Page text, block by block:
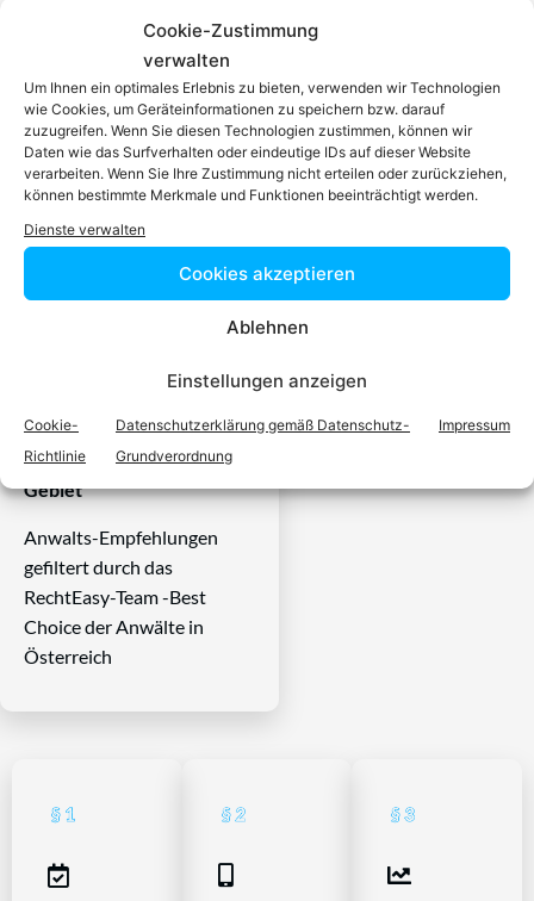
Cookie-Zustimmung
verwalten
Um Ihnen ein optimales Erlebnis zu bieten, verwenden wir Technologien
wie Cookies, um Geräteinformationen zu speichern bzw. darauf
zuzugreifen. Wenn Sie diesen Technologien zustimmen, können wir
Daten wie das Surfverhalten oder eindeutige IDs auf dieser Website
verarbeiten. Wenn Sie Ihre Zustimmung nicht erteilen oder zurückziehen,
können bestimmte Merkmale und Funktionen beeinträchtigt werden.
Dienste verwalten
Cookies akzeptieren
Ablehnen
Einstellungen anzeigen
Cookie-
Richtlinie
Datenschutzerklärung gemäß Datenschutz-
Grundverordnung
Impressum
dafür da, über Rechtsfragen
zu beraten und Klienten vor
Gericht zu vertreten. Es ist
seine Aufgabe,
Dienstleistungen im Bereich
der Rechtsberatung zu
erbringen und Klienten vor
Gericht zu vertreten. Mit
diesem Wissen kennt er alle
relevanten
Herausforderungen dieses
Fachexperten auf Ihrem
Gebiet
Anwalts-Empfehlungen
gefiltert durch das
RechtEasy-Team -Best
Choice der Anwälte in
Österreich